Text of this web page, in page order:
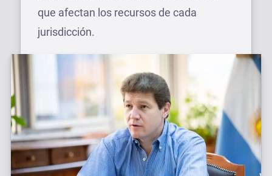
que afectan los recursos de cada
jurisdicción.